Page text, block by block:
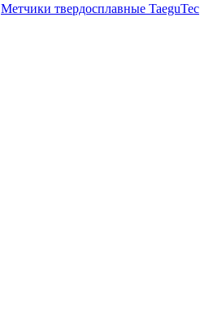
Метчики твердосплавные TaeguTec